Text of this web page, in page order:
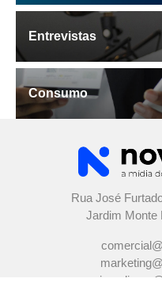
Entrevistas
Consumo
Rua José
Jardim Monte